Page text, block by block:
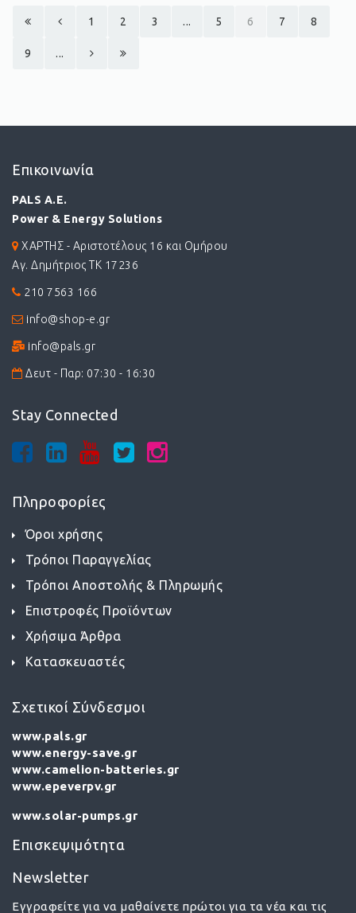
1 2 3 ... 5 6 7 8
9 ...
Επικοινωνία
PALS A.E.
Power & Energy Solutions
ΧΑΡΤΗΣ - Αριστοτέλους 16 και Ομήρου
Αγ. Δημήτριος ΤΚ 17236
210 7563 166
info@shop-e.gr
info@pals.gr
Δευτ - Παρ: 07:30 - 16:30
Stay Connected
Πληροφορίες
Όροι χρήσης
Τρόποι Παραγγελίας
Τρόποι Αποστολής & Πληρωμής
Επιστροφές Προϊόντων
Χρήσιμα Άρθρα
Κατασκευαστές
Σχετικοί Σύνδεσμοι
www.pals.gr
www.energy-save.gr
www.camelion-batteries.gr
www.epeverpv.gr
www.solar-pumps.gr
Επισκεψιμότητα
Newsletter
Εγγραφείτε για να μαθαίνετε πρώτοι για τα νέα και τις